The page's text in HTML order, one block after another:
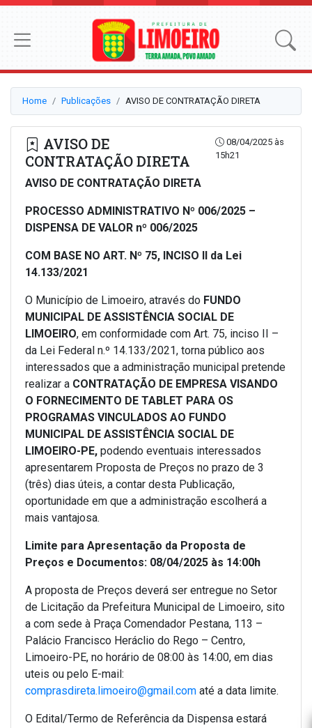
Home Publicações AVISO DE CONTRATAÇÃO DIRETA
AVISO DE
CONTRATAÇÃO DIRETA
08/04/2025 às
15h21
AVISO DE CONTRATAÇÃO DIRETA
PROCESSO ADMINISTRATIVO Nº 006/2025 –
DISPENSA DE VALOR nº 006/2025
COM BASE NO ART. Nº 75, INCISO II da Lei
14.133/2021
O Município de Limoeiro, através do FUNDO
MUNICIPAL DE ASSISTÊNCIA SOCIAL DE
LIMOEIRO, em conformidade com Art. 75, inciso II –
da Lei Federal n.º 14.133/2021, torna público aos
interessados que a administração municipal pretende
realizar a CONTRATAÇÃO DE EMPRESA VISANDO
O FORNECIMENTO DE TABLET PARA OS
PROGRAMAS VINCULADOS AO FUNDO
MUNICIPAL DE ASSISTÊNCIA SOCIAL DE
LIMOEIRO-PE, podendo eventuais interessados
apresentarem Proposta de Preços no prazo de 3
(três) dias úteis, a contar desta Publicação,
oportunidade em que a administração escolherá a
mais vantajosa.
Limite para Apresentação da Proposta de
Preços e Documentos: 08/04/2025 às 14:00h
A proposta de Preços deverá ser entregue no Setor
de Licitação da Prefeitura Municipal de Limoeiro, sito
a com sede à Praça Comendador Pestana, 113 –
Palácio Francisco Heráclio do Rego – Centro,
Limoeiro-PE, no horário de 08:00 às 14:00, em dias
uteis ou pelo E-mail:
comprasdireta.limoeiro@gmail.com até a data limite.
O Edital/Termo de Referência da Dispensa estará